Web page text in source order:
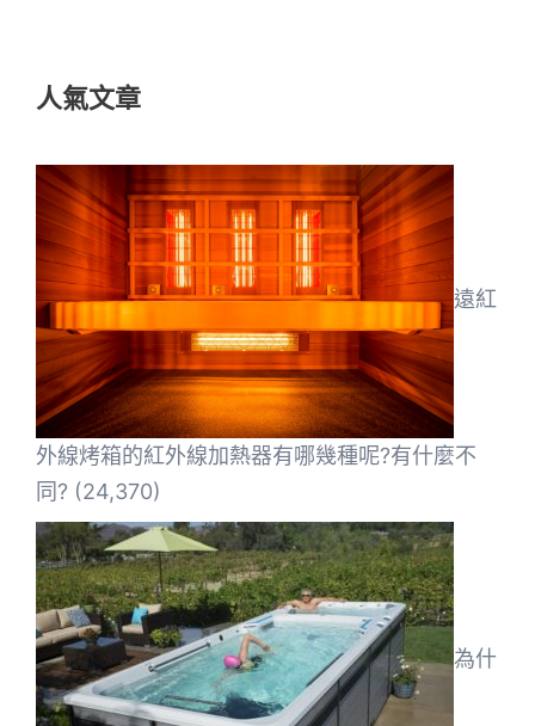
字:
人氣文章
遠紅
外線烤箱的紅外線加熱器有哪幾種呢?有什麼不
同? (24,370)
為什